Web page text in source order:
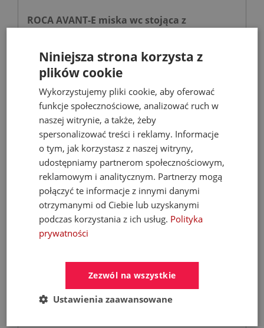
ROCA AVANT-E miska wc stojąca z
Miski WC
3 299,97 zł
4 059,00 zł
KFA MOZA 316L bateria umywalkowa
- 30%
Niniejsza strona korzysta z
plików cookie
Wykorzystujemy pliki cookie, aby oferować
funkcje społecznościowe, analizować ruch w
naszej witrynie, a także, żeby
spersonalizować treści i reklamy. Informacje
o tym, jak korzystasz z naszej witryny,
udostępniamy partnerom społecznościowym,
reklamowym i analitycznym. Partnerzy mogą
połączyć te informacje z innymi danymi
otrzymanymi od Ciebie lub uzyskanymi
podczas korzystania z ich usług. Polityka
prywatności
Zezwól na wszystkie
Ustawienia zaawansowane